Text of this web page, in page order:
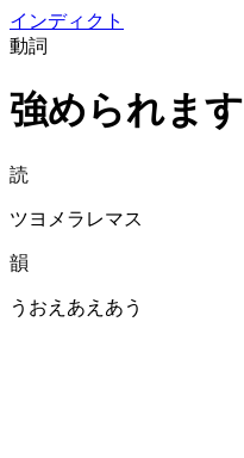
インディクト
動詞
強められます
読
ツヨメラレマス
韻
うおえあえあう